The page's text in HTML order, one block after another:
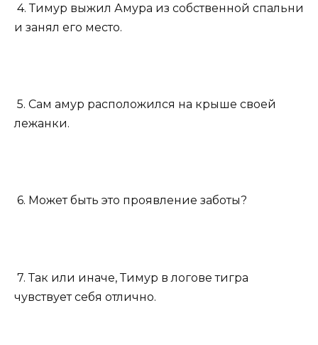
4. Тимур выжил Амура из собственной спальни
и занял его место.
5. Сам амур расположился на крыше своей
лежанки.
6. Может быть это проявление заботы?
7. Так или иначе, Тимур в логове тигра
чувствует себя отлично.